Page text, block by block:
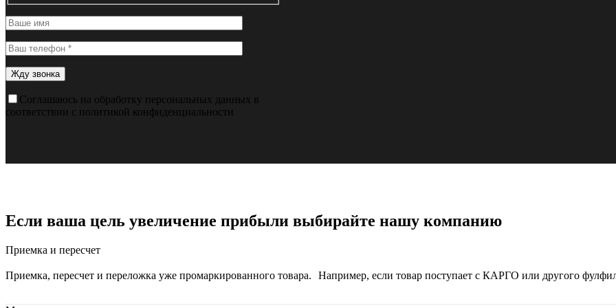
Соглашаюсь на обработку персональных данных в
соответствии с политикой конфиденциальности
Если ваша цель увеличение прибыли выбирайте нашу компанию
Приемка и пересчет
Приемка, пересчет и переложка уже промаркированного товара. Например, если товар поступает с КАРГО или другого